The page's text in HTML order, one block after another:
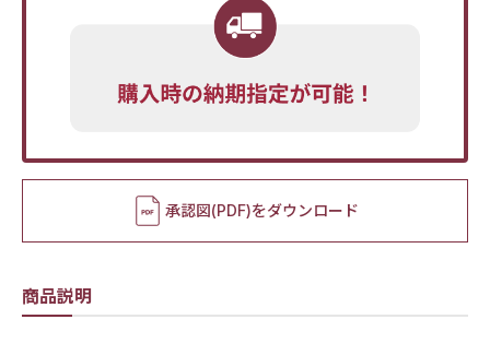
承認図(PDF)をダウンロード
商品説明